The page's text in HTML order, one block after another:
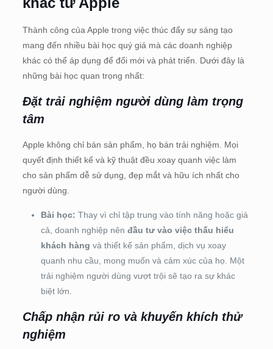
Thành công của Apple trong việc thúc đẩy sự sáng tạo
mang đến nhiều bài học quý giá mà các doanh nghiệp
khác có thể áp dụng để đổi mới và phát triển. Dưới đây là
những bài học quan trọng nhất:
Đặt trải nghiệm người dùng làm trọng
tâm
Apple không chỉ bán sản phẩm, họ bán trải nghiệm. Mọi
quyết định thiết kế và kỹ thuật đều xoay quanh việc làm
cho sản phẩm dễ sử dụng, đẹp mắt và hữu ích nhất cho
người dùng.
Bài học: Thay vì chỉ tập trung vào tính năng hoặc giá
cả, doanh nghiệp nên đầu tư vào việc thấu hiểu
khách hàng và thiết kế sản phẩm, dịch vụ xoay
quanh nhu cầu, mong muốn và cảm xúc của họ. Một
trải nghiệm người dùng vượt trội sẽ tạo ra sự khác
biệt lớn.
Chấp nhận rủi ro và khuyến khích thử
nghiệm